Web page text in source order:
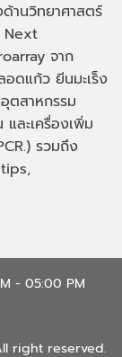
านวิทยาศาสตร์
Next
จาก
อดแก้ว ยีนมะเร็ง
ตสาหกรรม
ละเครื่องเพิ่ม
รวมถึง
- 05:00 PM
right reserved.